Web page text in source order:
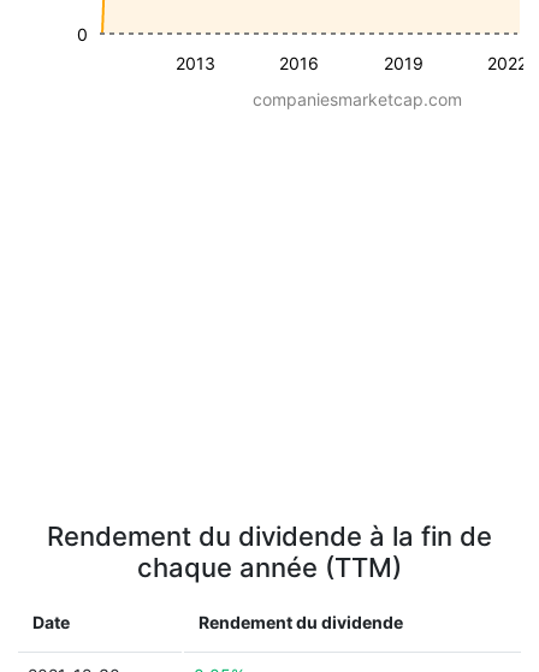
2013 2016 2019 2022
0
companiesmarketcap.com
Rendement du dividende à la fin de
chaque année (TTM)
Date Rendement du dividende